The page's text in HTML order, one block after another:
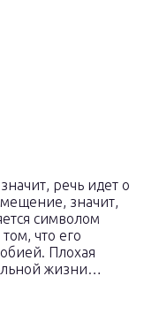
речь идет о
значит,
символом
что его
Плохая
жизни…